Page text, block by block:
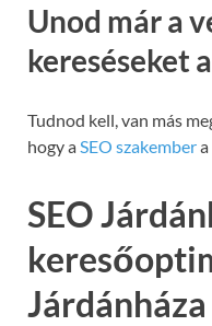
Unod már a
kereséseket
Tudnod kell, van más
hogy aSEO szakember
SEO